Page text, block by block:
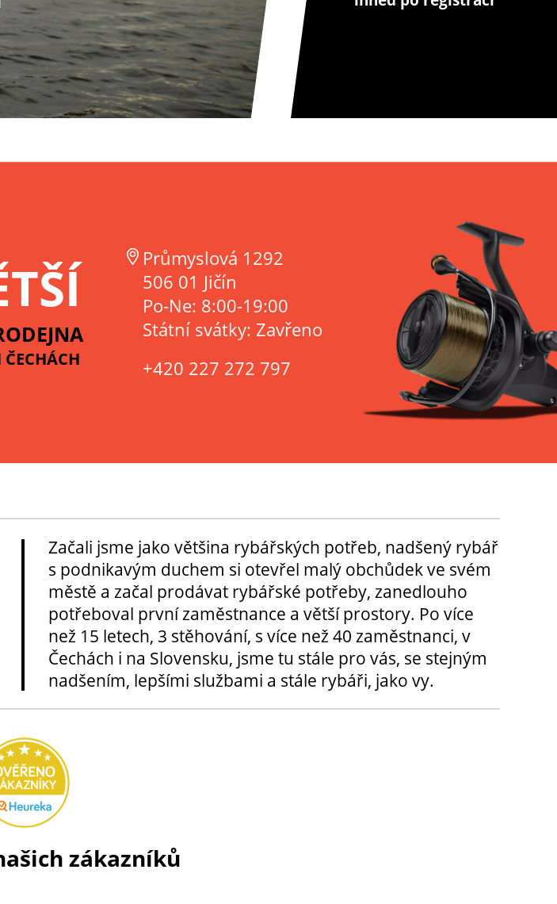
Průmyslová 1292
506 01 Jičín
Po-Ne: 8:00-19:00
Státní svátky: Zavřeno
+420 227 272 797
Začali jsme jako většina rybářských potřeb, nadšený rybář
s podnikavým duchem si otevřel malý obchůdek ve svém
městě a začal prodávat rybářské potřeby, zanedlouho
potřeboval první zaměstnance a větší prostory. Po více
než 15 letech, 3 stěhování, s více než 40 zaměstnanci, v
Čechách i na Slovensku, jsme tu stále pro vás, se stejným
nadšením, lepšími službami a stále rybáři, jako vy.
zákazníků